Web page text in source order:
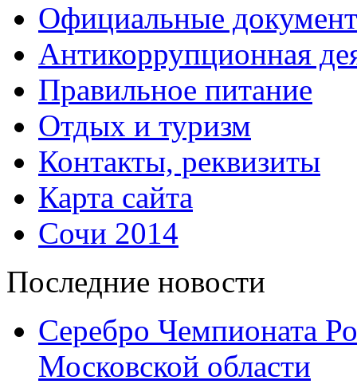
Официальные
Антикоррупционная
Правильное питание
Отдых и туризм
Контакты, реквизиты
Карта сайта
Сочи 2014
Последние новости
Серебро Чемпионата
Московской области